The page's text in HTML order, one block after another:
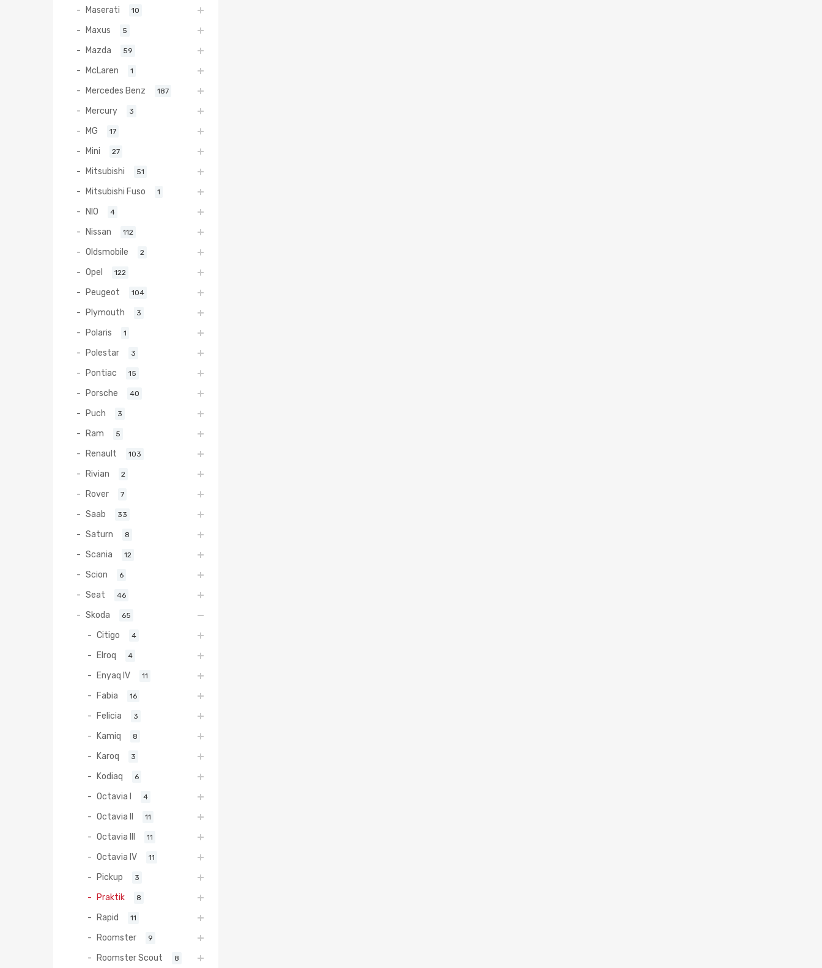
Maserati 10
Maxus 5
Mazda 59
McLaren 1
Mercedes Benz 187
Mercury 3
MG 17
Mini 27
Mitsubishi 51
Mitsubishi Fuso 1
NIO 4
Nissan 112
Oldsmobile 2
Opel 122
Peugeot 104
Plymouth 3
Polaris 1
Polestar 3
Pontiac 15
Porsche 40
Puch 3
Ram 5
Renault 103
Rivian 2
Rover 7
Saab 33
Saturn 8
Scania 12
Scion 6
Seat 46
Skoda 65
Citigo 4
Elroq 4
Enyaq IV 11
Fabia 16
Felicia 3
Kamiq 8
Karoq 3
Kodiaq 6
Octavia I 4
Octavia II 11
Octavia III 11
Octavia IV 11
Pickup 3
Praktik 8
Rapid 11
Roomster 9
Roomster Scout 8